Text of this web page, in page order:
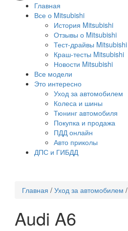
Главная
Все о Mitsubishi
История Mitsubishi
Отзывы о Mitsubishi
Тест-драйвы Mitsubishi
Краш-тесты Mitsubishi
Новости Mitsubishi
Все модели
Это интересно
Уход за автомобилем
Колеса и шины
Тюнинг автомобиля
Покупка и продажа
ПДД онлайн
Авто приколы
ДПС и ГИБДД
Главная / Уход за автомобилем /
Audi A6